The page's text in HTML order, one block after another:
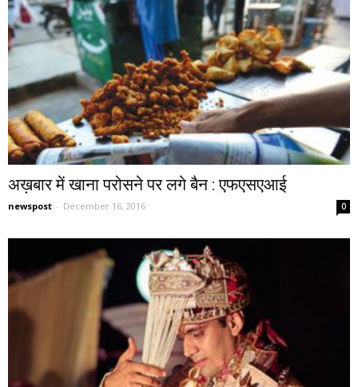
अख़बार में खाना परोसने पर लगे बैन : एफएसएआई
newspost - December 16, 2016 0